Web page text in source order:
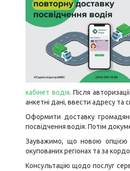
кабінет водія. Після
анкетні дані, ввести адресу та
Оформити доставку
посвідчення водія. Потім
Зауважимо, що новою опцією
окупованих регіонах та за
Консультацію щодо послуг